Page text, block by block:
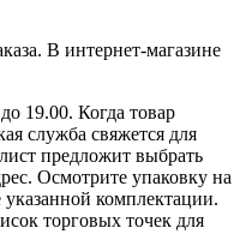
В интернет-магазине
19.00. Когда товар
служба свяжется для
предложит выбрать
Осмотрите упаковку на
указанной комплектации.
торговых точек для